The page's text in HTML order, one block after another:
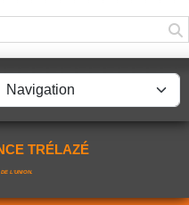
TRÉLAZÉ
L'UNION.